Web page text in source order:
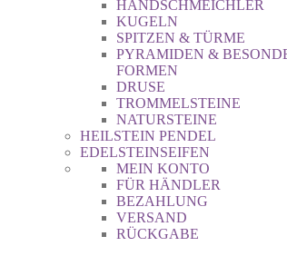
HANDSCHMEICHLER
KUGELN
SPITZEN & TÜRME
PYRAMIDEN &
FORMEN
DRUSE
TROMMELSTEINE
NATURSTEINE
HEILSTEIN PENDEL
EDELSTEINSEIFEN
MEIN KONTO
FÜR HÄNDLER
BEZAHLUNG
VERSAND
RÜCKGABE